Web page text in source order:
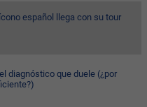
español llega con su tour
diagnóstico que duele (¿por